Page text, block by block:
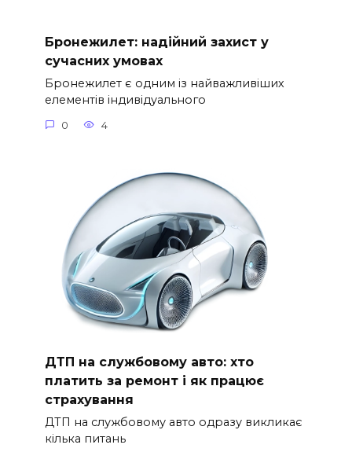
Бронежилет: надійний захист у
сучасних умовах
Бронежилет є одним із найважливіших
елементів індивідуального
0 4
ДТП на службовому авто: хто
платить за ремонт і як працює
страхування
ДТП на службовому авто одразу викликає
кілька питань